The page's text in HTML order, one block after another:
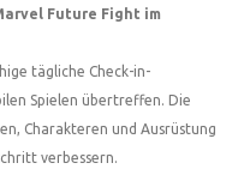
Future Fight im
tägliche Check-in-
Spielen übertreffen. Die
Charakteren und Ausrüstung
verbessern.